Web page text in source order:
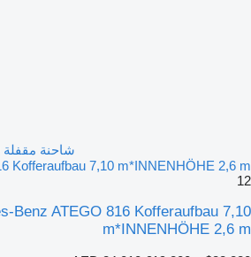
Kofferaufbau 7,10 m*INNENHÖHE 2,6 m
12
Benz ATEGO 816 Kofferaufbau 7,10
m*INNENHÖHE 2,6 m